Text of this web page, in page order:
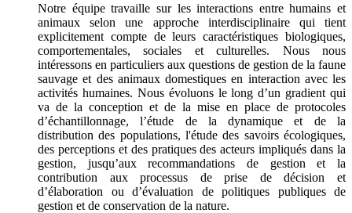
Notre équipe travaille sur les interactions entre humains et
animaux selon une approche interdisciplinaire qui tient
explicitement compte de leurs caractéristiques biologiques,
comportementales, sociales et culturelles. Nous nous
intéressons en particuliers aux questions de gestion de la faune
sauvage et des animaux domestiques en interaction avec les
activités humaines. Nous évoluons le long d’un gradient qui
va de la conception et de la mise en place de protocoles
d’échantillonnage, l’étude de la dynamique et de la
distribution des populations, l'étude des savoirs écologiques,
des perceptions et des pratiques des acteurs impliqués dans la
gestion, jusqu’aux recommandations de gestion et la
contribution aux processus de prise de décision et
d’élaboration ou d’évaluation de politiques publiques de
gestion et de conservation de la nature.